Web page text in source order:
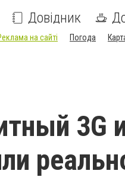
Довідник
на сайті Погода
3G